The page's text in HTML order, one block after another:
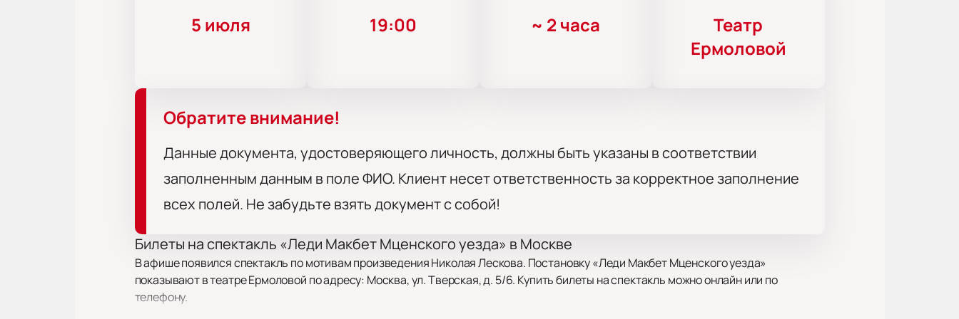
5 июля 19:00 ~ 2 часа
Театр
Ермоловой
Обратите внимание!
Данные документа, удостоверяющего личность, должны быть указаны в соответствии
заполненным данным в поле ФИО. Клиент несет ответственность за корректное заполнение
всех полей. Не забудьте взять документ с собой!
Билеты на спектакль «Леди Макбет Мценского уезда» в Москве
В афише появился спектакль по мотивам произведения Николая Лескова. Постановку «Леди Макбет Мценского уезда»
показывают в театре Ермоловой по адресу: Москва, ул. Тверская, д. 5/6. Купить билеты на спектакль можно онлайн или по
телефону.